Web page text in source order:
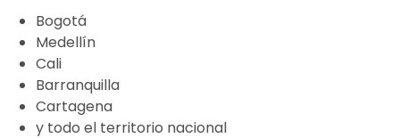
Bogotá
Medellín
Cali
Barranquilla
Cartagena
y todo el territorio nacional